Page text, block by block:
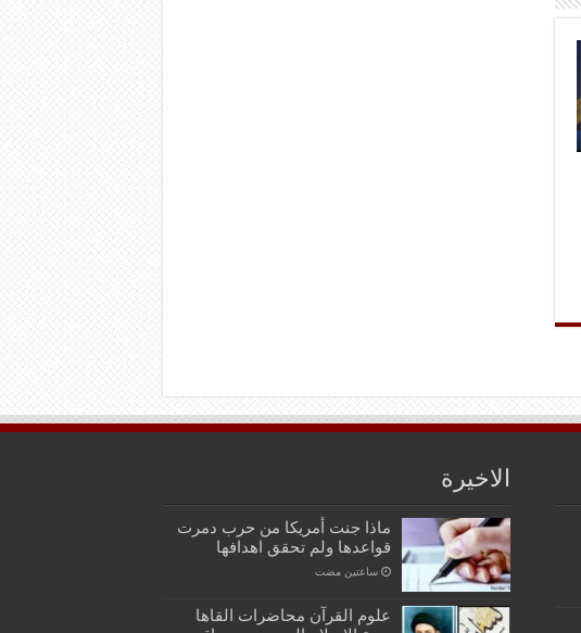
الاخيرة
ماذا جنت أمريكا من حرب دمرت
قواعدها ولم تحقق اهدافها
‏ساعتين مضت
علوم القرآن محاضرات القاها